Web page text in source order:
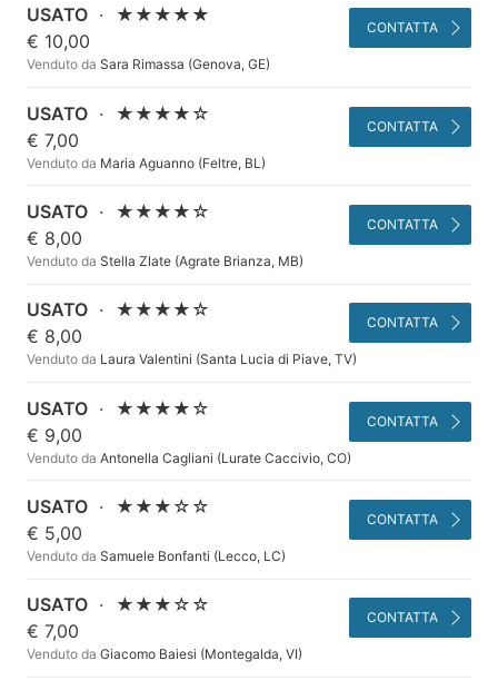
USATO ·
★★★★★
€ 10,00
Venduto da Sara Rimassa (Genova, GE)
CONTATTA
USATO ·
★★★★☆
€ 7,00
Venduto da Maria Aguanno (Feltre, BL)
CONTATTA
USATO ·
★★★★☆
€ 8,00
Venduto da Stella Zlate (Agrate Brianza, MB)
CONTATTA
USATO ·
★★★★☆
€ 8,00
Venduto da Laura Valentini (Santa Lucia di Piave, TV)
CONTATTA
USATO ·
★★★★☆
€ 9,00
Venduto da Antonella Cagliani (Lurate Caccivio, CO)
CONTATTA
USATO ·
★★★☆☆
€ 5,00
Venduto da Samuele Bonfanti (Lecco, LC)
CONTATTA
USATO ·
★★★☆☆
€ 7,00
Venduto da Giacomo Baiesi (Montegalda, VI)
CONTATTA